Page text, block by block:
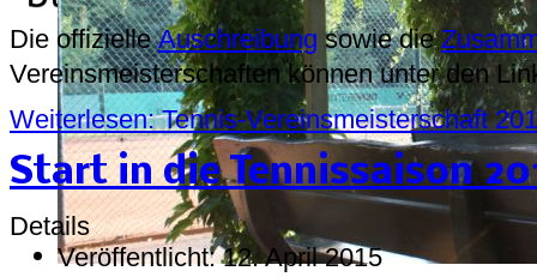
Die offizielleAuschreibung sowie die
Vereinsmeisterschaften können unter den
Weiterlesen: Tennis-Vereinsmeisterschaft
Start in die Tennissaison
Details
Veröffentlicht: 12. April 2015